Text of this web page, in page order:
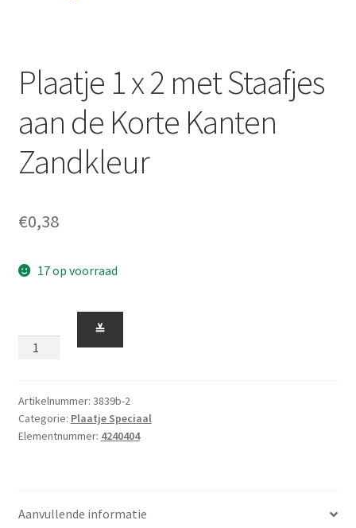
Plaatje 1 x 2 met Staafjes
aan de Korte Kanten
Zandkleur
€0,38
17 op voorraad
1
met
Staafjes
aan
Zandkleur
≚
Artikelnummer: 3839b-2
Categorie: Plaatje Speciaal
Elementnummer: 4240404
Aanvullende informatie